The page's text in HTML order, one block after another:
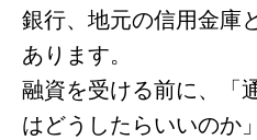
銀行、地元の信用金庫
あります。
融資を受ける前に、「
はどうしたらいいのか